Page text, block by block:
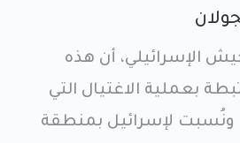
الإسرائيلي، أن هذه
بعملية الاغتيال التي
لإسرائيل بمنطقة